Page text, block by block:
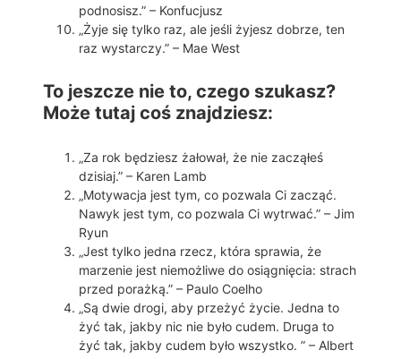
podnosisz.” – Konfucjusz
„Żyje się tylko raz, ale jeśli żyjesz dobrze, ten
raz wystarczy.” – Mae West
To jeszcze nie to, czego szukasz?
Może tutaj coś znajdziesz:
„Za rok będziesz żałował, że nie zacząłeś
dzisiaj.” – Karen Lamb
„Motywacja jest tym, co pozwala Ci zacząć.
Nawyk jest tym, co pozwala Ci wytrwać.” – Jim
Ryun
„Jest tylko jedna rzecz, która sprawia, że
marzenie jest niemożliwe do osiągnięcia: strach
przed porażką.” – Paulo Coelho
„Są dwie drogi, aby przeżyć życie. Jedna to
żyć tak, jakby nic nie było cudem. Druga to
żyć tak, jakby cudem było wszystko. ” – Albert